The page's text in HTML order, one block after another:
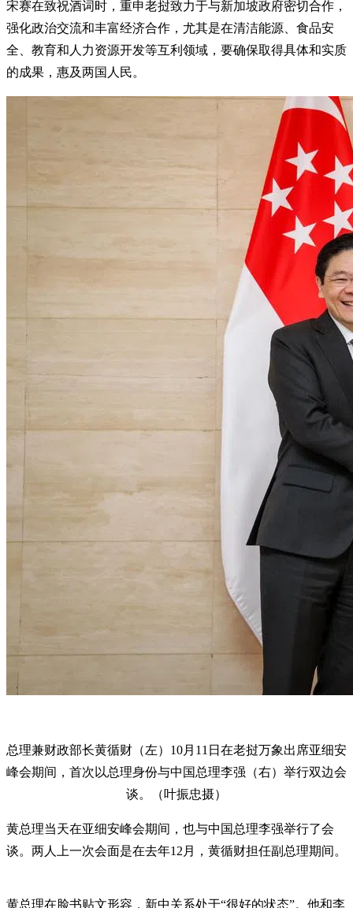
宋赛在致祝酒词时，重申老挝致力于与新加坡政府密切合作，
强化政治交流和丰富经济合作，尤其是在清洁能源、食品安
全、教育和人力资源开发等互利领域，要确保取得具体和实质
的成果，惠及两国人民。
总理兼财政部长黄循财（左）10月11日在老挝万象出席亚细安
峰会期间，首次以总理身份与中国总理李强（右）举行双边会
谈。（叶振忠摄）
黄总理当天在亚细安峰会期间，也与中国总理李强举行了会
谈。两人上一次会面是在去年12月，黄循财担任副总理期间。
黄总理在脸书贴文形容，新中关系处于“很好的状态”。他和李